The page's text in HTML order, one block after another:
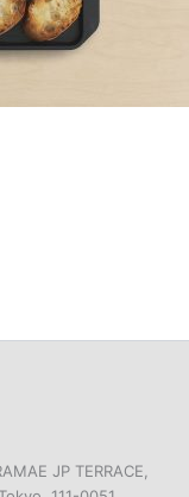
JP TERRACE,